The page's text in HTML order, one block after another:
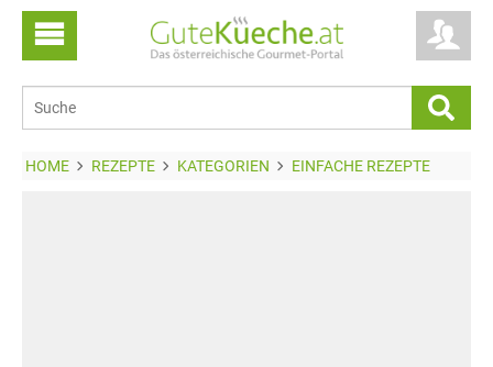
HOME REZEPTE KATEGORIEN EINFACHE REZEPTE